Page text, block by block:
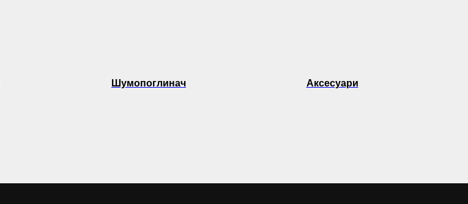
Шумопоглинач Аксесуари